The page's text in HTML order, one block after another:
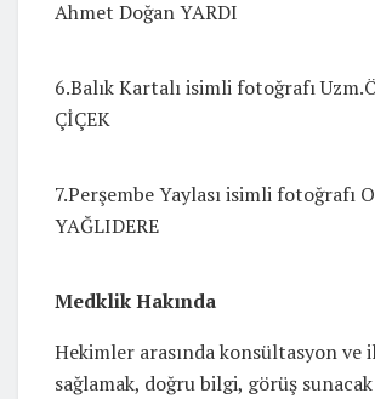
Ahmet Doğan YARDI
6.Balık Kartalı isimli fotoğrafı
ÇİÇEK
7.Perşembe Yaylası isimli fotoğrafı
YAĞLIDERE
Medklik Hakında
Hekimler arasında konsültasyon ve
sağlamak, doğru bilgi, görüş